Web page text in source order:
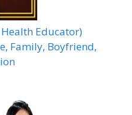
Educator)
Family, Boyfriend,